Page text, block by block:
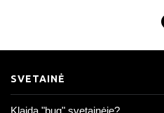
SVETAINĖ
Klaida "bug" svetainėje?